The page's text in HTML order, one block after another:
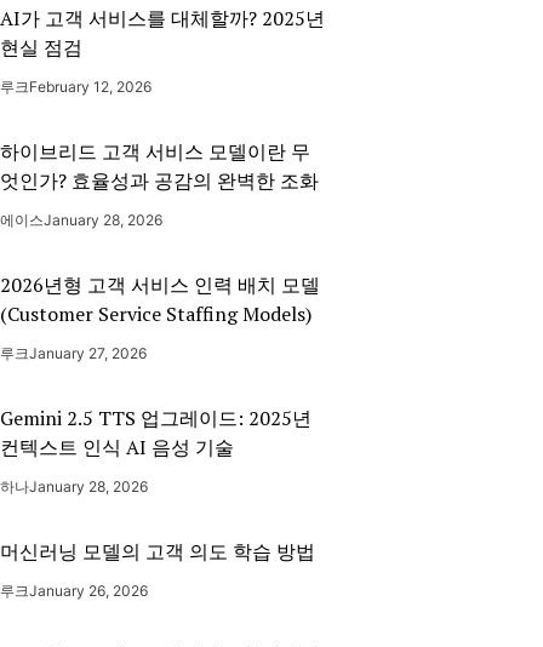
AI가 고객 서비스를 대체할까? 2025년
현실 점검
루크February 12, 2026
하이브리드 고객 서비스 모델이란 무
엇인가? 효율성과 공감의 완벽한 조화
에이스January 28, 2026
2026년형 고객 서비스 인력 배치 모델
(Customer Service Staffing Models)
루크January 27, 2026
Gemini 2.5 TTS 업그레이드: 2025년
컨텍스트 인식 AI 음성 기술
하나January 28, 2026
머신러닝 모델의 고객 의도 학습 방법
루크January 26, 2026